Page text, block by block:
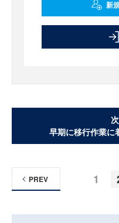
新
早期に移行作業に
1
PREV